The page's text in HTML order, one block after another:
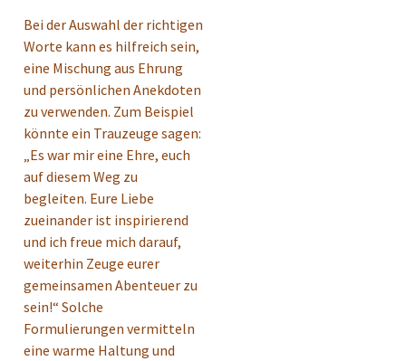
Bei der Auswahl der richtigen
Worte kann es hilfreich sein,
eine Mischung aus Ehrung
und persönlichen Anekdoten
zu verwenden. Zum Beispiel
könnte ein Trauzeuge sagen:
„Es war mir eine Ehre, euch
auf diesem Weg zu
begleiten. Eure Liebe
zueinander ist inspirierend
und ich freue mich darauf,
weiterhin Zeuge eurer
gemeinsamen Abenteuer zu
sein!“ Solche
Formulierungen vermitteln
eine warme Haltung und